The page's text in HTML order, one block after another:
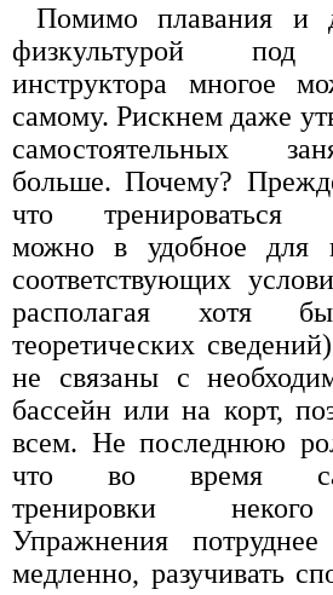
Помимо плавания и
физкультурой под
инструктора многое
самому. Рискнем даже
самостоятельных
больше. Почему?
что тренироваться
можно в удобное для
соответствующих
располагая хотя
теоретических
не связаны с
бассейн или на корт,
всем. Не последнюю
что во время
тренировки некого
Упражнения
медленно, разучивать